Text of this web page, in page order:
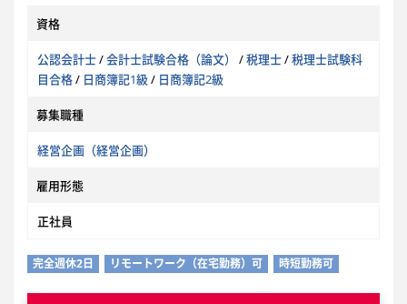
資格
公認会計士/会計士試験合格（論文） /税理士/税理士試験科
目合格/ 日商簿記1級 / 日商簿記2級
募集職種
経営企画（経営企画）
雇用形態
正社員
完全週休2日 リモートワーク（在宅勤務）可 時短勤務可